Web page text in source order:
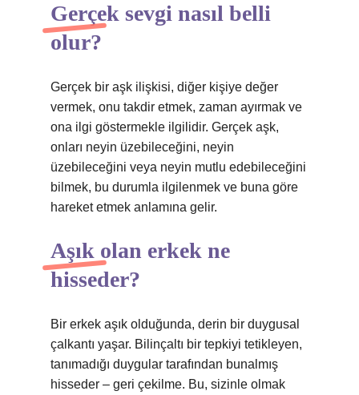
Gerçek sevgi nasıl belli
olur?
Gerçek bir aşk ilişkisi, diğer kişiye değer
vermek, onu takdir etmek, zaman ayırmak ve
ona ilgi göstermekle ilgilidir. Gerçek aşk,
onları neyin üzebileceğini, neyin
üzebileceğini veya neyin mutlu edebileceğini
bilmek, bu durumla ilgilenmek ve buna göre
hareket etmek anlamına gelir.
Aşık olan erkek ne
hisseder?
Bir erkek aşık olduğunda, derin bir duygusal
çalkantı yaşar. Bilinçaltı bir tepkiyi tetikleyen,
tanımadığı duygular tarafından bunalmış
hisseder – geri çekilme. Bu, sizinle olmak